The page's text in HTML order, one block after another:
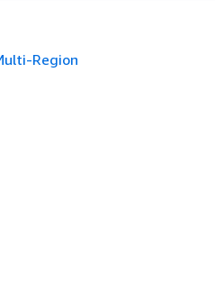
Region